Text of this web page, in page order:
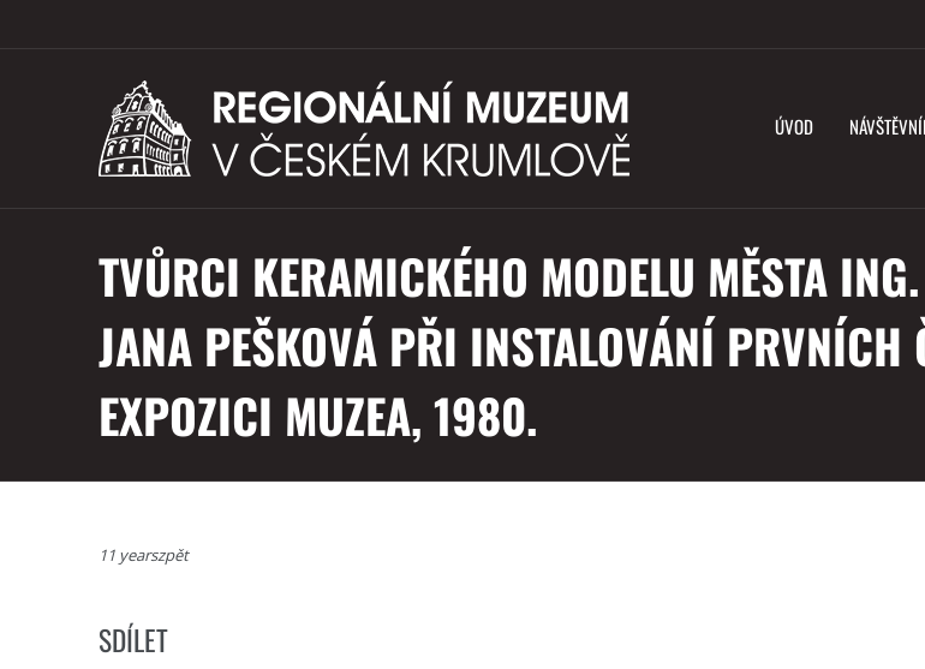
ÚVOD
TVŮRCI KERAMICKÉHO MODELU MĚSTA
JANA PEŠKOVÁ PŘI INSTALOVÁNÍ PRVNÍCH
EXPOZICI MUZEA, 1980.
11 yearszpět
SDÍLET